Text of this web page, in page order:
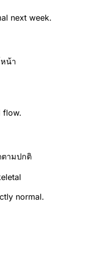
next week.
น้า
flow.
ตามปกติ
normal.